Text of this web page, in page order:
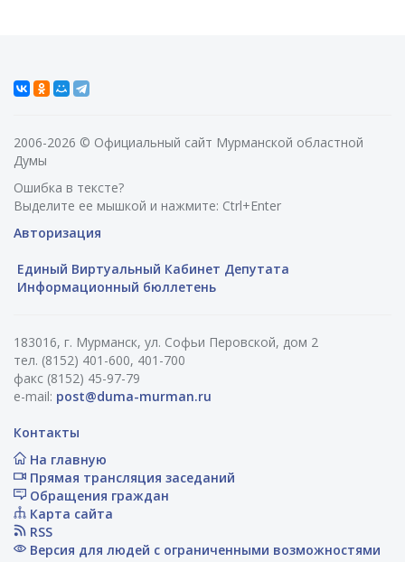
2006-2026 © Официальный сайт Мурманской областной
Думы
Ошибка в тексте?
Выделите ее мышкой и нажмите: Ctrl+Enter
Авторизация
Единый Виртуальный Кабинет Депутата
Информационный бюллетень
183016, г. Мурманск, ул. Софьи Перовской, дом 2
тел. (8152) 401-600, 401-700
факс (8152) 45-97-79
e-mail: post@duma-murman.ru
Контакты
На главную
Прямая трансляция заседаний
Обращения граждан
Карта сайта
RSS
Версия для людей с ограниченными возможностями